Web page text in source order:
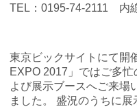
TEL：0195-74-2111 内
東京ビックサイトにて開
EXPO 2017」ではご多
よび展示ブースへご来場
ました。 盛況のうちに